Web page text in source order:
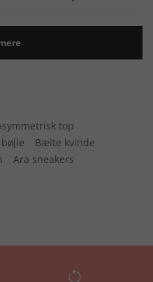
top
Bælte kvinde
Ara sneakers